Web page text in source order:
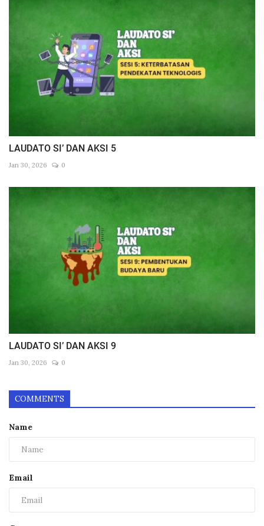
LAUDATO SI’ DAN AKSI 5
Jan 30, 2026 0
LAUDATO SI’ DAN AKSI 9
Jan 30, 2026 0
COMMENTS
Name
Email